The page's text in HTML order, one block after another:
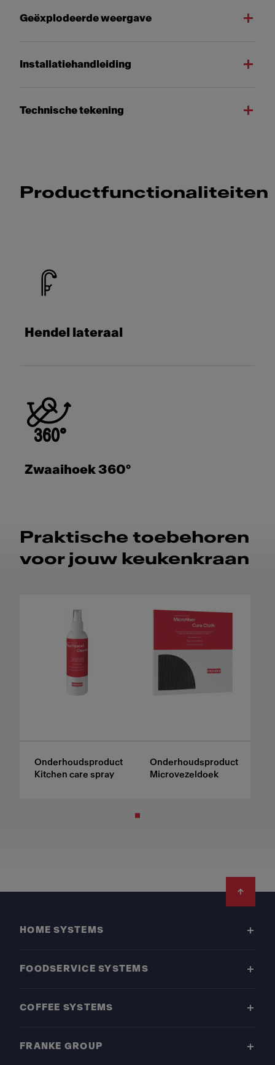
Geëxplodeerde weergave
Installatiehandleiding
Technische tekening
Productfunctionaliteiten
Hendel lateraal
Zwaaihoek 360°
Praktische toebehoren
voor jouw keukenkraan
Onderhoudsproduct
Kitchen care spray
Onderhoudsproduct
Microvezeldoek
HOME SYSTEMS
FOODSERVICE SYSTEMS
COFFEE SYSTEMS
FRANKE GROUP